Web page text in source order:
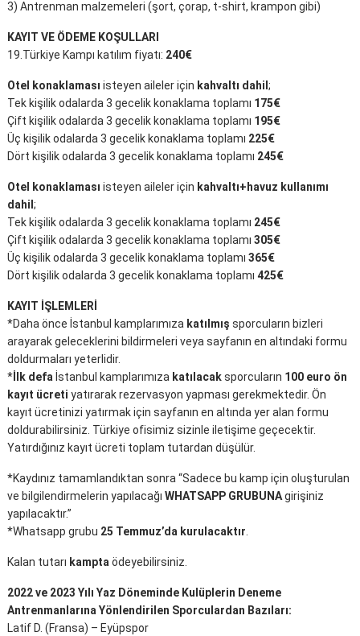
3) Antrenman malzemeleri (şort, çorap, t-shirt, krampon gibi)
KAYIT VE ÖDEME KOŞULLARI
19.Türkiye Kampı katılım fiyatı: 240€
Otel konaklaması isteyen aileler için kahvaltı dahil;
Tek kişilik odalarda 3 gecelik konaklama toplamı 175€
Çift kişilik odalarda 3 gecelik konaklama toplamı 195€
Üç kişilik odalarda 3 gecelik konaklama toplamı 225€
Dört kişilik odalarda 3 gecelik konaklama toplamı 245€
Otel konaklaması isteyen aileler için kahvaltı+havuz kullanımı
dahil;
Tek kişilik odalarda 3 gecelik konaklama toplamı 245€
Çift kişilik odalarda 3 gecelik konaklama toplamı305€
Üç kişilik odalarda 3 gecelik konaklama toplamı365€
Dört kişilik odalarda 3 gecelik konaklama toplamı425€
KAYIT İŞLEMLERİ
*Daha önce İstanbul kamplarımıza katılmış sporcuların bizleri
arayarak geleceklerini bildirmeleri veya sayfanın en altındaki formu
doldurmaları yeterlidir.
* İlk defa İstanbul kamplarımıza katılacaksporcuların 100 euro ön
kayıt ücreti yatırarak rezervasyon yapması gerekmektedir. Ön
kayıt ücretinizi yatırmak için sayfanın en altında yer alan formu
doldurabilirsiniz. Türkiye ofisimiz sizinle iletişime geçecektir.
Yatırdığınız kayıt ücreti toplam tutardan düşülür.
*Kaydınız tamamlandıktan sonra “Sadece bu kamp için oluşturulan
ve bilgilendirmelerin yapılacağıWHATSAPP GRUBUNAgirişiniz
yapılacaktır.”
*Whatsapp grubu 25 Temmuz’da kurulacaktır
Kalan tutarı kamptaödeyebilirsiniz.
2022 ve 2023 Yılı Yaz Döneminde Kulüplerin Deneme
Antrenmanlarına Yönlendirilen Sporculardan Bazıları:
Latif D. (Fransa) – Eyüpspor